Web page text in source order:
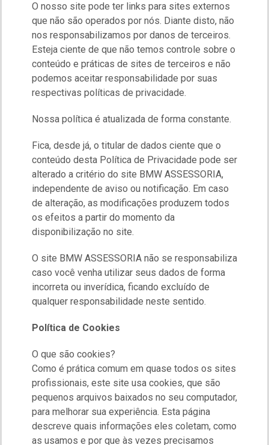
O nosso site pode ter links para sites externos
que não são operados por nós. Diante disto, não
nos responsabilizamos por danos de terceiros.
Esteja ciente de que não temos controle sobre o
conteúdo e práticas de sites de terceiros e não
podemos aceitar responsabilidade por suas
respectivas políticas de privacidade.
Nossa política é atualizada de forma constante.
Fica, desde já, o titular de dados ciente que o
conteúdo desta Política de Privacidade pode ser
alterado a critério do site BMW ASSESSORIA,
independente de aviso ou notificação. Em caso
de alteração, as modificações produzem todos
os efeitos a partir do momento da
disponibilização no site.
O site BMW ASSESSORIA não se responsabiliza
caso você venha utilizar seus dados de forma
incorreta ou inverídica, ficando excluído de
qualquer responsabilidade neste sentido.
Política de Cookies
O que são cookies?
Como é prática comum em quase todos os sites
profissionais, este site usa cookies, que são
pequenos arquivos baixados no seu computador,
para melhorar sua experiência. Esta página
descreve quais informações eles coletam, como
as usamos e por que às vezes precisamos